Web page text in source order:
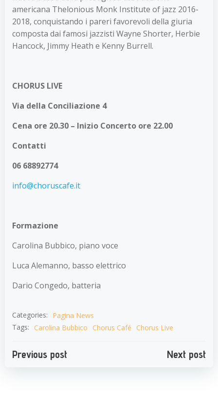
americana Thelonious Monk Institute of jazz 2016-
2018, conquistando i pareri favorevoli della giuria
composta dai famosi jazzisti Wayne Shorter, Herbie
Hancock, Jimmy Heath e Kenny Burrell.
CHORUS LIVE
Via della Conciliazione 4
Cena ore 20.30 – Inizio Concerto ore 22.00
Contatti
06 68892774
info@choruscafe.it
Formazione
Carolina Bubbico, piano voce
Luca Alemanno, basso elettrico
Dario Congedo, batteria
Categories:
Pagina News
Tags: Carolina Bubbico Chorus Café Chorus Live
Navigazione
Previous post
Navigazione
Next post